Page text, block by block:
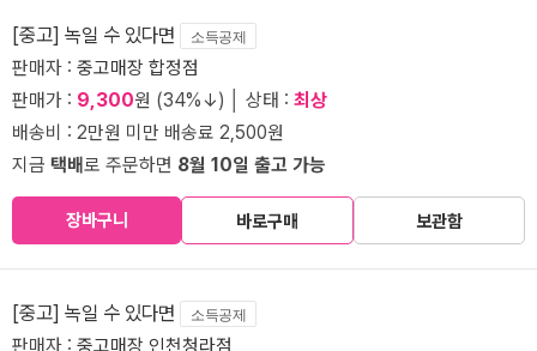
[중고] 녹일 수 있다면 소득공제
판매자 : 중고매장 합정점
판매가 : 9,300원 (34%↓) │ 상태 : 최상
배송비 : 2만원 미만 배송료 2,500원
지금 택배로 주문하면 8월 10일 출고 가능
장바구니 바로구매 보관함
[중고] 녹일 수 있다면 소득공제
판매자 : 중고매장 인천청라점